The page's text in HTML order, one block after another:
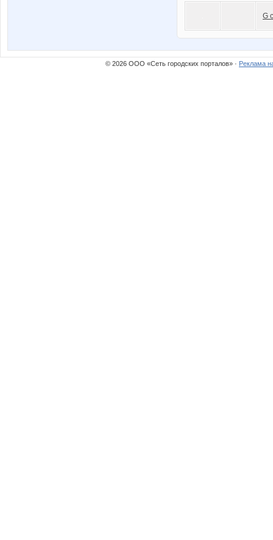
G
© 2026 ООО «Сеть городских порталов» · Реклама